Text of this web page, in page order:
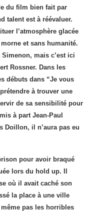
du film bien fait par
talent est à réévaluer.
l’atmosphère glacée
et sans humanité.
mais c’est ici
Rossner. Dans les
débuts dans “Je vous
à trouver une
de sa sensibilité pour
à part Jean-Paul
Doillon, il n’aura pas eu
pour avoir braqué
lors du hold up. Il
où il avait caché son
la place à une ville
pas les horribles